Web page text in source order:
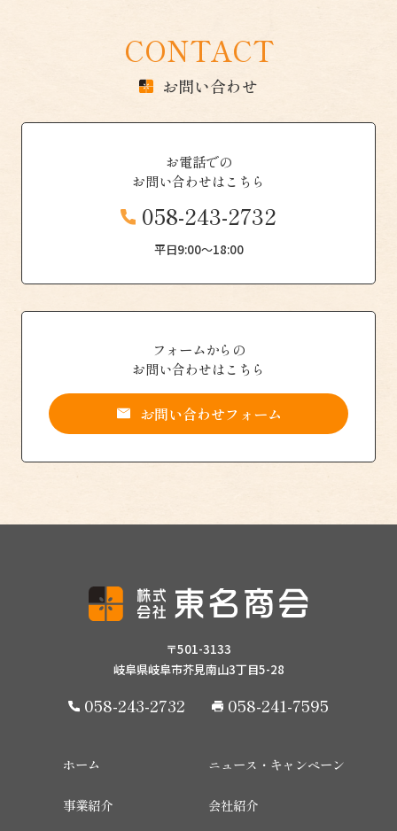
CONTACT
お問い合わせ
お電話での
お問い合わせはこちら
058-243-2732
平日9:00〜18:00
フォームからの
お問い合わせはこちら
お問い合わせフォーム
〒501-3133
岐阜県岐阜市芥見南山3丁目5-28
058-243-2732 058-241-7595
ホーム
事業紹介
ニュース・キャンペーン
会社紹介